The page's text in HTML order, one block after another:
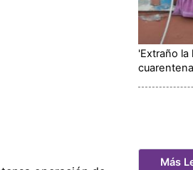
'Extraño la
Más